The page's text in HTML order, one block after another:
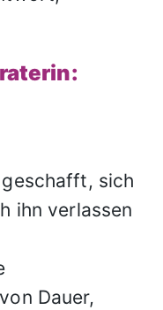
geschafft, sich
ihn verlassen
Dauer,